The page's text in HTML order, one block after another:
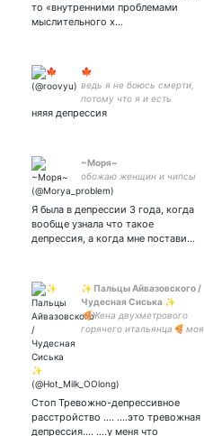
то «внутренними проблемами
мыслительного х…
🍁
ведь я не боюсь смерти,
потому что я и есть
смерть.
няяя депрессия
~Моря~
обожаю женщин и чипсы
Я была в депрессии 3 года, когда
вообще узнала что такое
депрессия, а когда мне постави…
✨ Пальцы Айвазовского /
Чудесная Сиська ✨
🍕Жена двухметрового
горячего итальянца🍕 моя
Стоп Тревожно-депрессивное
расстройство .... ....это тревожная
депрессия.... ....у меня что